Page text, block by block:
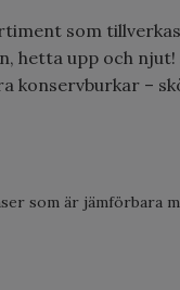
som
hetta upp och
–
som är jämförbara